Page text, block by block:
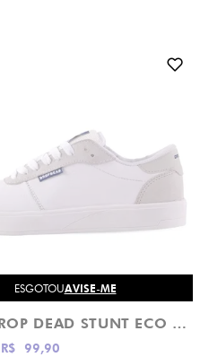
ESGOTOUAVISE-ME
TÊNIS DROP DEAD STUNT ECO BRANCO
R$ 99,90